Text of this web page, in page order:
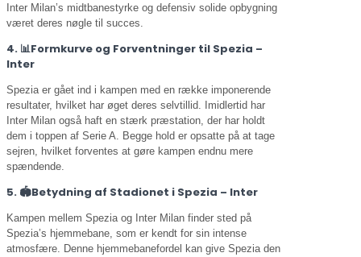
Inter Milan’s midtbanestyrke og defensiv solide opbygning
været deres nøgle til succes.
4. 📊Formkurve og Forventninger til Spezia –
Inter
Spezia er gået ind i kampen med en række imponerende
resultater, hvilket har øget deres selvtillid. Imidlertid har
Inter Milan også haft en stærk præstation, der har holdt
dem i toppen af Serie A. Begge hold er opsatte på at tage
sejren, hvilket forventes at gøre kampen endnu mere
spændende.
5. 🏟️Betydning af Stadionet i Spezia – Inter
Kampen mellem Spezia og Inter Milan finder sted på
Spezia’s hjemmebane, som er kendt for sin intense
atmosfære. Denne hjemmebanefordel kan give Spezia den